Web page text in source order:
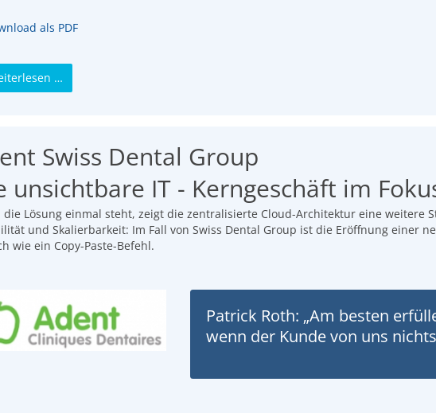
als PDF
…
Swiss Dental Group
unsichtbare IT - Kerngeschäft im
die Lösung einmal steht, zeigt die zentralisierte Cloud-Architektur eine weitere
und Skalierbarkeit: Im Fall von Swiss Dental Group ist die Eröffnung einer
wie ein Copy-Paste-Befehl.
Patrick Roth: „Am besten
wenn der Kunde von uns